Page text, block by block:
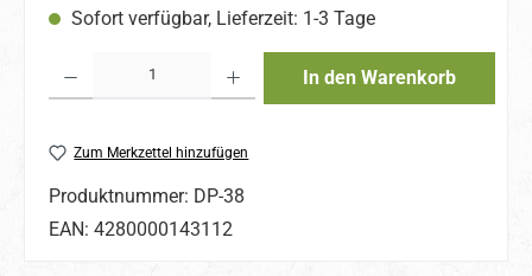
Sofort verfügbar, Lieferzeit: 1-3 Tage
In den Warenkorb
Zum Merkzettel hinzufügen
Produktnummer: DP-38
EAN: 4280000143112